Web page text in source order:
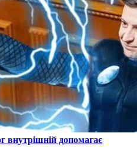
внутрішній допомагає